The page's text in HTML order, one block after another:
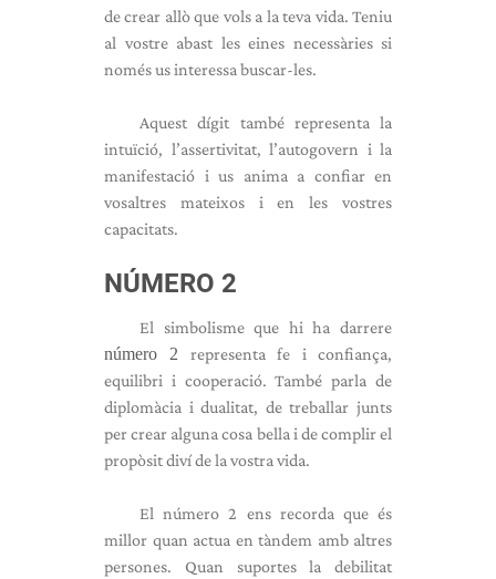
de crear allò que vols a la teva vida. Teniu
al vostre abast les eines necessàries si
només us interessa buscar-les.
Aquest dígit també representa la
intuïció, l’assertivitat, l’autogovern i la
manifestació i us anima a confiar en
vosaltres mateixos i en les vostres
capacitats.
NÚMERO 2
El simbolisme que hi ha darrere
número 2 representa fe i confiança,
equilibri i cooperació. També parla de
diplomàcia i dualitat, de treballar junts
per crear alguna cosa bella i de complir el
propòsit diví de la vostra vida.
El número 2 ens recorda que és
millor quan actua en tàndem amb altres
persones. Quan suportes la debilitat